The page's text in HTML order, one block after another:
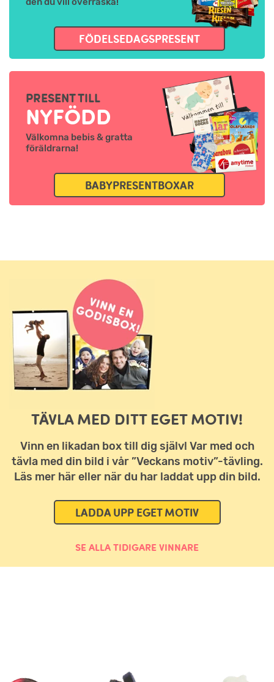
FÖDELSEDAGSPRESENT
PRESENT TILL
NYFÖDD
Välkomna bebis & gratta
föräldrarna!
BABYPRESENTBOXAR
TÄVLA MED DITT EGET MOTIV!
Vinn en likadan box till dig själv! Var med och
tävla med din bild i vår ”Veckans motiv”-tävling.
Läs mer här eller när du har laddat upp din bild.
LADDA UPP EGET MOTIV
SE ALLA TIDIGARE VINNARE